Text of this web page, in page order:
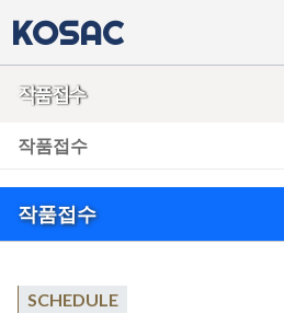
KOSAC
작품접수
작품접수
작품접수
SCHEDULE